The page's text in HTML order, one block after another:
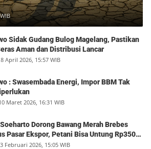
Sidak Gudang Bulog Magelang, Pastikan
Aman dan Distribusi Lancar
April 2026, 15:57 WIB
: Swasembada Energi, Impor BBM Tak
Maret 2026, 16:31 WIB
Dorong Bawang Merah Brebes
Pasar Ekspor, Petani Bisa Untung Rp350
Hektare
Februari 2026, 15:05 WIB